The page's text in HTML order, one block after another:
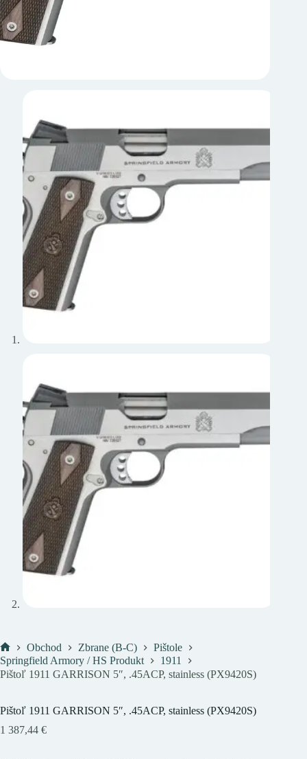
Domov
Obchod Zbrane (B-C)
Pištole
Springfield Armory / HS Produkt
1911
Pištoľ 1911 GARRISON 5″, .45ACP, stainless (PX9420S)
Pištoľ 1911 GARRISON 5″, .45ACP, stainless (PX9420S)
1 387,44 €